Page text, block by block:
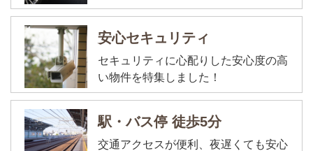
安心セキュリティ
セキュリティに心配りした安心度の高
い物件を特集しました！
駅・バス停 徒歩5分
交通アクセスが便利、夜遅くても安心